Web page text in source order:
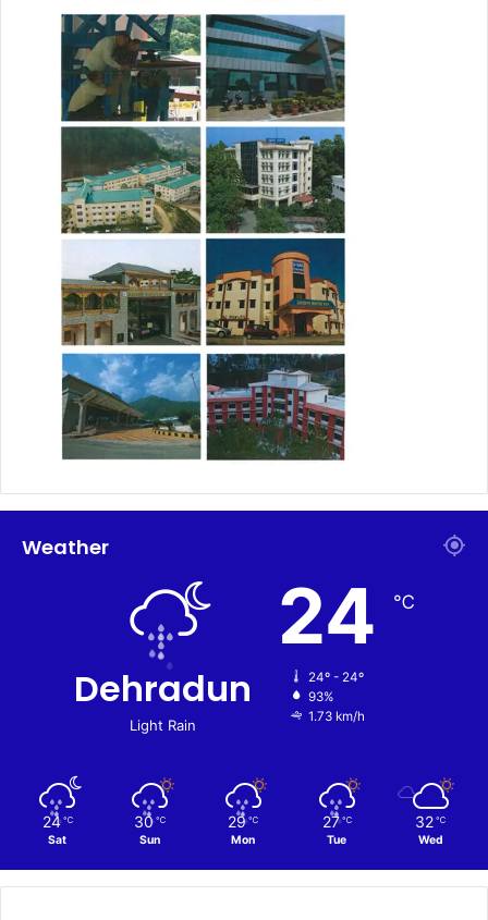
Weather
Dehradun
Light Rain
24 ℃
24º - 24º
93%
1.73 km/h
24 ℃
Sat
30 ℃
Sun
29 ℃
Mon
27 ℃
Tue
32 ℃
Wed